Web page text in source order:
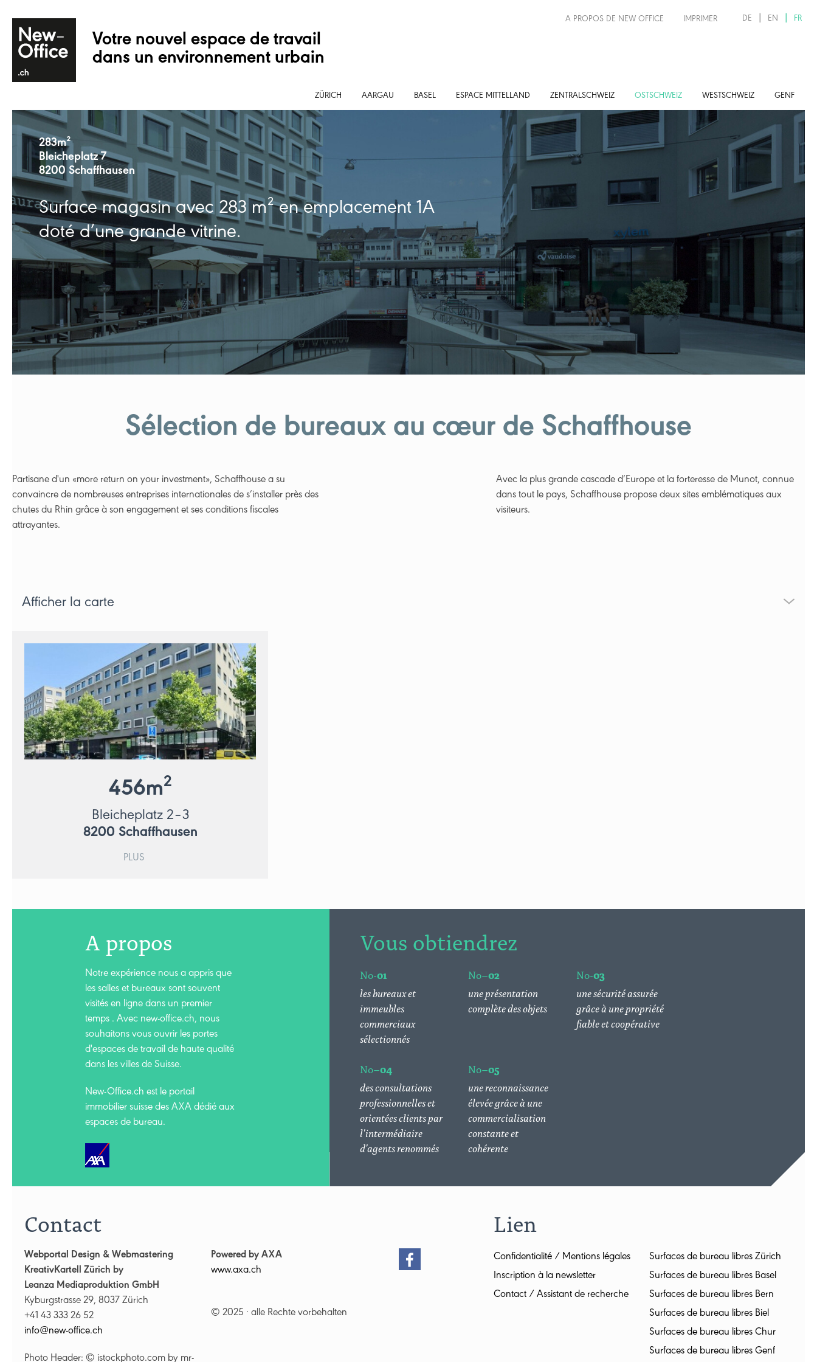
Votre nouvel espace de travail
dans un environnement urbain
DE EN FR
A PROPOS DE NEW OFFICE IMPRIMER
ZÜRICH AARGAU BASEL ESPACE MITTELLAND ZENTRALSCHWEIZ OSTSCHWEIZ WESTSCHWEIZ GENF
283m²
Bleicheplatz 7
8200 Schaffhausen
Surface magasin avec 283 m² en emplacement 1A
doté d’une grande vitrine.
Sélection de bureaux au cœur de Schaffhouse
Partisane d'un «more return on your investment», Schaffhouse a su
convaincre de nombreuses entreprises internationales de s’installer près des
chutes du Rhin grâce à son engagement et ses conditions fiscales
attrayantes.
Avec la plus grande cascade d’Europe et la forteresse de Munot, connue
dans tout le pays, Schaffhouse propose deux sites emblématiques aux
visiteurs.
Afficher la carte
456m2
Bleicheplatz 2–3
8200 Schaffhausen
PLUS
A propos
Notre expérience nous a appris que
les salles et bureaux sont souvent
visités en ligne dans un premier
temps . Avec new-office.ch, nous
souhaitons vous ouvrir les portes
d'espaces de travail de haute qualité
dans les villes de Suisse.
New-Office.ch est le portail
immobilier suisse des AXA dédié aux
espaces de bureau.
Vous obtiendrez
No-01
les bureaux et
immeubles
commerciaux
sélectionnés
No–02
une présentation
complète des objets
No-03
une sécurité assurée
grâce à une propriété
fiable et coopérative
No–04
des consultations
professionnelles et
orientées clients par
l'intermédiaire
d'agents renommés
No–05
une reconnaissance
élevée grâce à une
commercialisation
constante et
cohérente
Contact
Webportal Design & Webmastering
KreativKartell Zürich by
Leanza Mediaproduktion GmbH
Kyburgstrasse 29, 8037 Zürich
+41 43 333 26 52
nf
n w- ffc ch
Photo Header: © istockphoto.com by mr-
Powered by AXA
www.axa.ch
© 2025 · alle Rechte vorbehalten
Lien
Confidentialité / Mentions légales
Inscription à la newsletter
Contact / Assistant de recherche
Surfaces de bureau libres Zürich
Surfaces de bureau libres Basel
Surfaces de bureau libres Bern
Surfaces de bureau libres Biel
Surfaces de bureau libres Chur
Surfaces de bureau libres Genf